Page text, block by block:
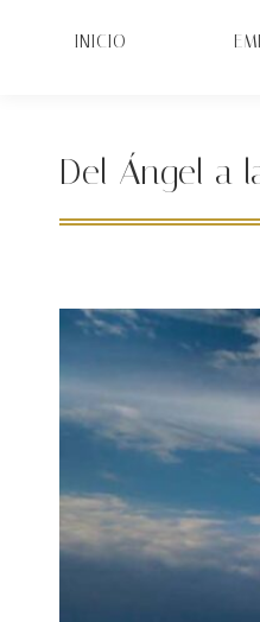
INICIO
Del Ángel a